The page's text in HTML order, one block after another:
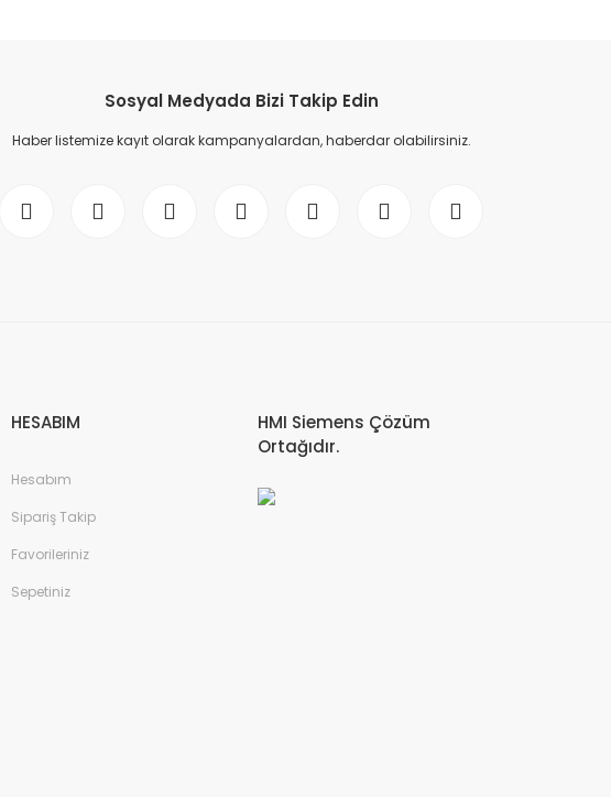
Sosyal Medyada Bizi Takip Edin
Haber listemize kayıt olarak kampanyalardan, haberdar olabilirsiniz.
HESABIM
Hesabım
Sipariş Takip
Favorileriniz
Sepetiniz
HMI Siemens Çözüm
Ortağıdır.